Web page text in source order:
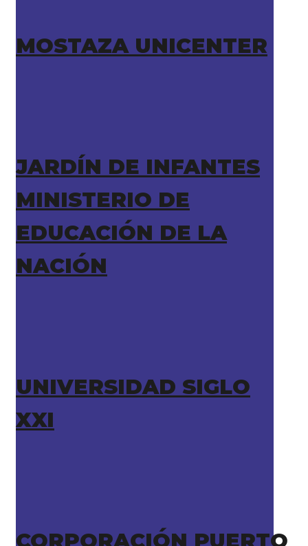
MOSTAZA UNICENTER
JARDÍN DE INFANTES
MINISTERIO DE
EDUCACIÓN DE LA
NACIÓN
UNIVERSIDAD SIGLO
XXI
CORPORACIÓN PUERTO